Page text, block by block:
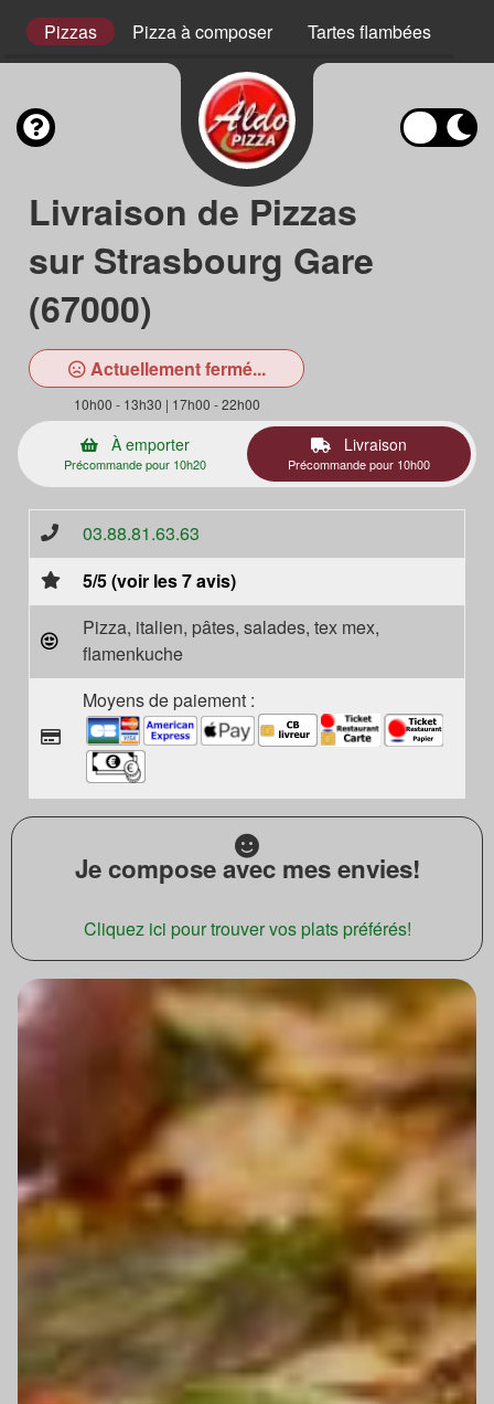
Pizzas Pizza à composer Tartes flambées
Livraison de Pizzas
sur Strasbourg Gare
(67000)
Actuellement fermé...
10h00 - 13h30 | 17h00 - 22h00
À emporter
Précommande pour 10h20
Livraison
Précommande pour 10h00
03.88.81.63.63
5/5 (voir les 7 avis)
Pizza, italien, pâtes, salades, tex mex,
flamenkuche
Moyens de paiement :
Je compose avec mes envies!
Cliquez ici pour trouver vos plats préférés!